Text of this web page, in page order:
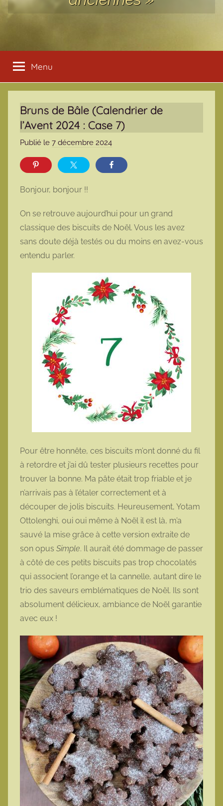
Menu
Bruns de Bâle (Calendrier de
l’Avent 2024 : Case 7)
Publié le 7 décembre 2024
a
r
o
t
e
Bonjour, bonjour !!
On se retrouve aujourd’hui pour un grand
classique des biscuits de Noël. Vous les avez
sans doute déjà testés ou du moins en avez-vous
entendu parler.
Pour être honnête, ces biscuits m’ont donné du fil
à retordre et j’ai dû tester plusieurs recettes pour
trouver la bonne. Ma pâte était trop friable et je
n’arrivais pas à l’étaler correctement et à
découper de jolis biscuits. Heureusement, Yotam
Ottolenghi, oui oui même à Noël il est là, m’a
sauvé la mise grâce à cette version extraite de
son opus Simple. Il aurait été dommage de passer
à côté de ces petits biscuits pas trop chocolatés
qui associent l’orange et la cannelle, autant dire le
trio des saveurs emblématiques de Noël. Ils sont
absolument délicieux, ambiance de Noël garantie
avec eux !